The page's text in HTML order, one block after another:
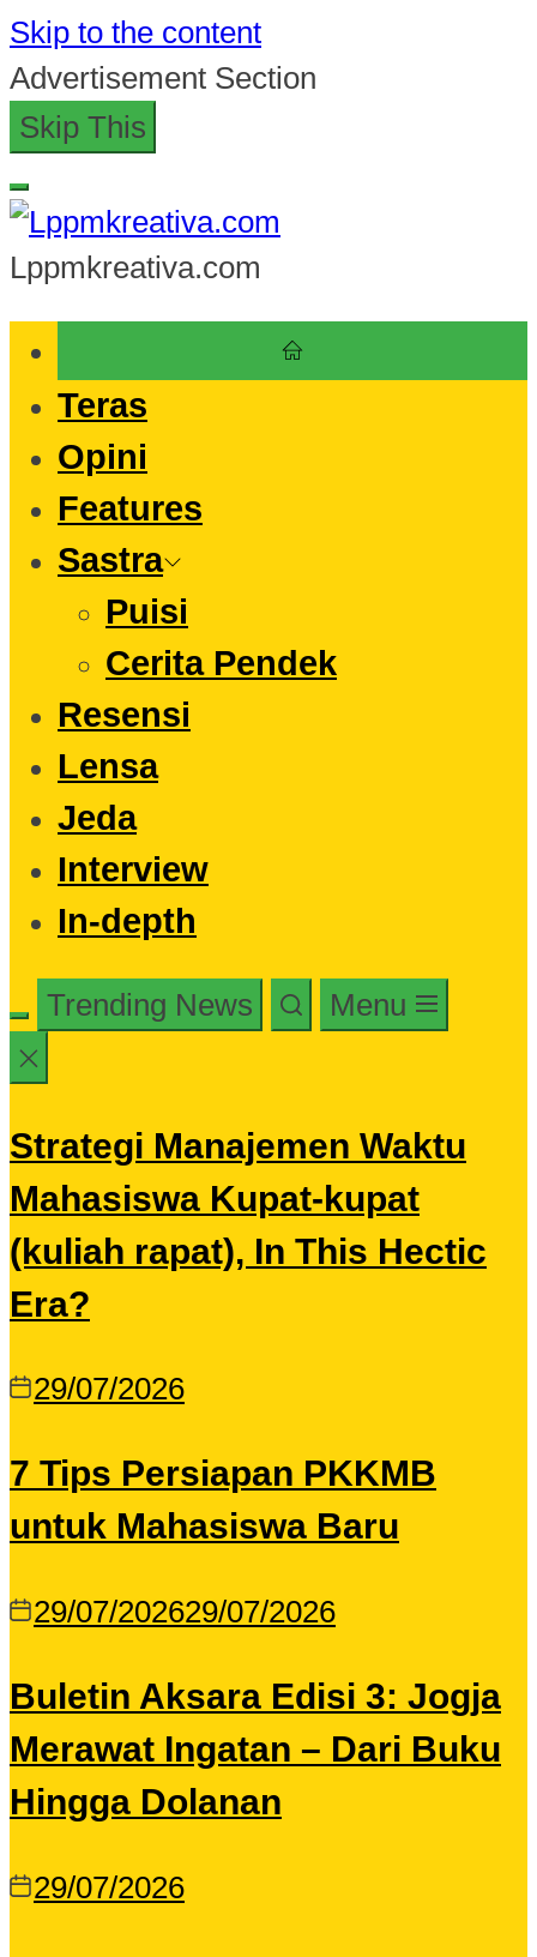
Skip to the content
Advertisement Section
Skip This
Lppmkreativa.com
Teras
Opini
Features
Sastra
Puisi
Cerita Pendek
Resensi
Lensa
Jeda
Interview
In-depth
Trending News Menu
Strategi Manajemen Waktu
Mahasiswa Kupat-kupat
(kuliah rapat), In This Hectic
Era?
29/07/2026
7 Tips Persiapan PKKMB
untuk Mahasiswa Baru
29/07/202629/07/2026
Buletin Aksara Edisi 3: Jogja
Merawat Ingatan – Dari Buku
Hingga Dolanan
29/07/2026